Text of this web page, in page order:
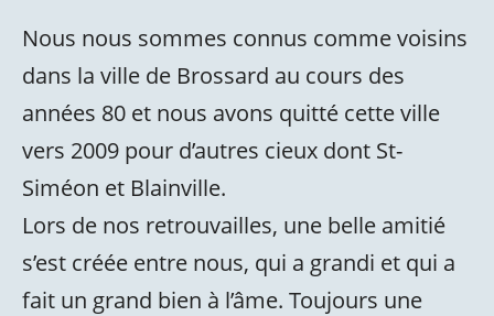
Nous nous sommes connus comme voisins
dans la ville de Brossard au cours des
années 80 et nous avons quitté cette ville
vers 2009 pour d’autres cieux dont St-
Siméon et Blainville.
Lors de nos retrouvailles, une belle amitié
s’est créée entre nous, qui a grandi et qui a
fait un grand bien à l’âme. Toujours une